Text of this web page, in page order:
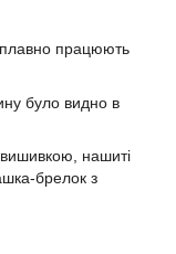
плавно працюють
було видно в
вишивкою, нашиті
брелок з